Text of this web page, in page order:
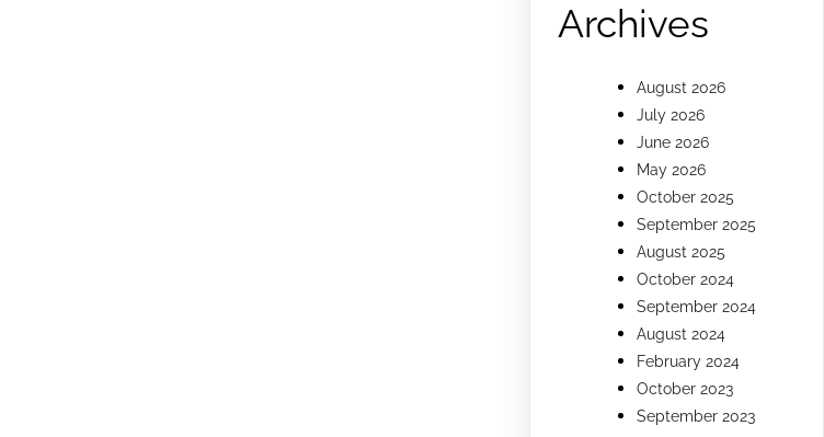
Archives
August 2026
July 2026
June 2026
May 2026
October 2025
September 2025
August 2025
October 2024
September 2024
August 2024
February 2024
October 2023
September 2023